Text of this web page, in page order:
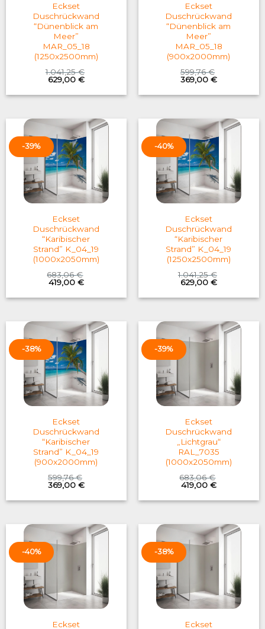
Eckset
Duschrückwand
“Dünenblick am
Meer”
MAR_05_18
(1250x2500mm)
1.041,25€
Original
price
was:
629,00 €Current
is:
Eckset
Duschrückwand
“Dünenblick am
Meer”
MAR_05_18
(900x2000mm)
599,76€
Original
price
was:
369,00 €Current
is:
-39%
Eckset
Duschrückwand
“Karibischer
Strand” K_04_19
(1000x2050mm)
683,06€
Original
price
was:
419,00 €Current
is:
-40%
Eckset
Duschrückwand
“Karibischer
Strand” K_04_19
(1250x2500mm)
1.041,25€
Original
price
was:
629,00 €Current
is:
-38%
Eckset
Duschrückwand
“Karibischer
Strand” K_04_19
(900x2000mm)
599,76€
Original
price
was:
369,00 €Current
is:
-39%
Eckset
Duschrückwand
„Lichtgrau“
RAL_7035
(1000x2050mm)
683,06€
Original
price
was:
419,00 €Current
is:
-40%
Eckset
-38%
Eckset